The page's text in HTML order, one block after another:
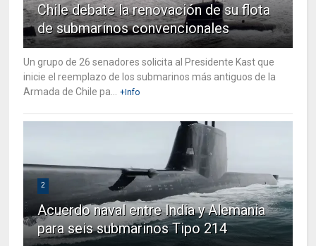
Chile debate la renovación de su flota
de submarinos convencionales
Un grupo de 26 senadores solicita al Presidente Kast que
inicie el reemplazo de los submarinos más antiguos de la
Armada de Chile pa...
+Info
2
Acuerdo naval entre India y Alemania
para seis submarinos Tipo 214